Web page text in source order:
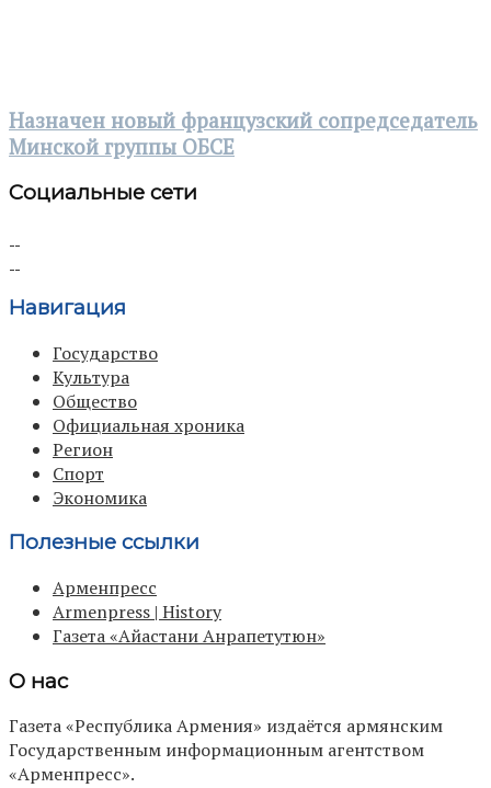
Назначен новый французский сопредседатель
Минской группы ОБСЕ
Социальные сети
Навигация
Государство
Культура
Общество
Официальная хроника
Регион
Спорт
Экономика
Полезные ссылки
Арменпресс
Armenpress | History
Газета «Айастани Анрапетутюн»
О нас
Газета «Республика Армения» издаётся армянским
Государственным информационным агентством
«Арменпресс».